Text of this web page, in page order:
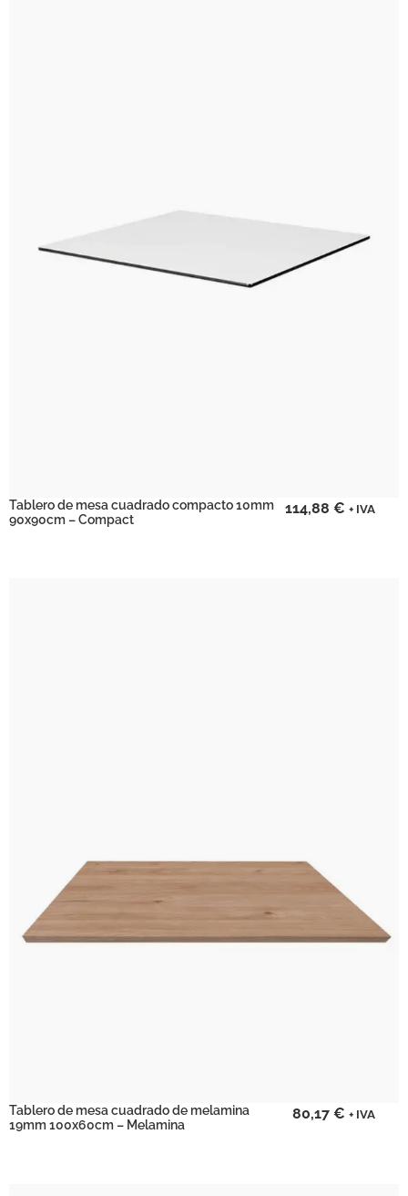
Tablero de mesa cuadrado compacto 10mm
90x90cm – Compact
114,88€ + IVA
Tablero de mesa cuadrado de melamina
19mm 100x60cm – Melamina
80,17€ + IVA